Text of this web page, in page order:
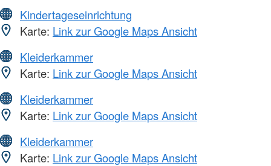
Kindertageseinrichtung
Karte: Link zur Google Maps Ansicht
Kleiderkammer
Karte: Link zur Google Maps Ansicht
Kleiderkammer
Karte: Link zur Google Maps Ansicht
Kleiderkammer
Karte: Link zur Google Maps Ansicht